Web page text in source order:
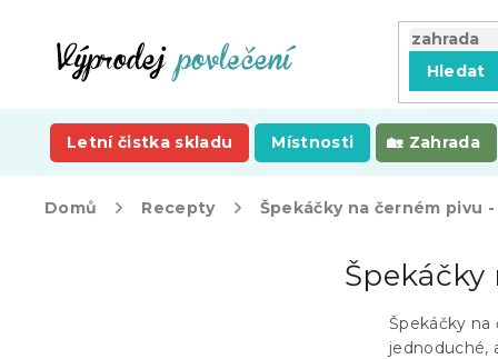
Hledat
Letní čistka skladu Místnosti Zahrada
Domů Recepty Špekáčky na černém pivu
Špekáčky na
jednoduché,